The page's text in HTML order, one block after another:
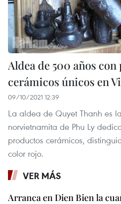
Aldea de 500 años
cerámicos únicos en
09/10/2021 12:39
La aldea de Quyet Thanh es
norvietnamita de Phu Ly
productos cerámicos,
color rojo.
VER MÁS
Arranca en Dien Bien la